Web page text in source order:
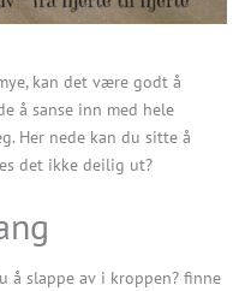
kan det være godt å
å sanse inn med hele
Her nede kan du sitte å
det ikke deilig ut?
å slappe av i kroppen? finne